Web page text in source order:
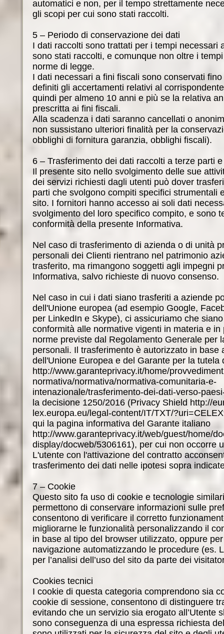
automatici e non, per il tempo strettamente
gli scopi per cui sono stati raccolti.
5 – Periodo di conservazione dei dati
I dati raccolti sono trattati per i tempi necessari
sono stati raccolti, e comunque non oltre i
norme di legge.
I dati necessari a fini fiscali sono conservati
definiti gli accertamenti relativi al
quindi per almeno 10 anni e più se la relativa
prescritta ai fini fiscali.
Alla scadenza i dati saranno cancellati o
non sussistano ulteriori finalità per la
obblighi di fornitura garanzia, obblighi fiscali).
6 – Trasferimento dei dati raccolti a terze parti
Il presente sito nello svolgimento delle sue
dei servizi richiesti dagli utenti può dover
parti che svolgono compiti specifici strumentali
sito. I fornitori hanno accesso ai soli dati
svolgimento del loro specifico compito, e sono
conformità della presente Informativa.
Nel caso di trasferimento di azienda o di unità
personali dei Clienti rientrano nel patrimonio
trasferito, ma rimangono soggetti agli impegni
Informativa, salvo richieste di nuovo consenso.
Nel caso in cui i dati siano trasferiti a aziende
dell'Unione europea (ad esempio Google,
per LinkedIn e Skype), ci assicuriamo che
conformità alle normative vigenti in materia e in
norme previste dal Regolamento Generale per
personali. Il trasferimento è autorizzato in base
dell'Unione Europea e del Garante per la tutela
http://www.garanteprivacy.it/home/
normativa/normativa/normativa-comunitaria-e-
intenazionale/trasferimento-dei-dati-verso-
la decisione 1250/2016 (Privacy Shield http://
lex.europa.eu/legal-content/IT/TXT/
qui la pagina informativa del Garante italiano
http://www.garanteprivacy.it/web/guest/home/
display/docweb/5306161), per cui non occorre
L'utente con l'attivazione del contratto
trasferimento dei dati nelle ipotesi sopra
7 – Cookie
Questo sito fa uso di cookie e tecnologie
permettono di conservare informazioni sulle
consentono di verificare il corretto
migliorarne le funzionalità personalizzando il
in base al tipo del browser utilizzato, oppure
navigazione automatizzando le procedure (es.
per l’analisi dell’uso del sito da parte dei
Cookies tecnici
I cookie di questa categoria comprendono sia
cookie di sessione, consentono di distinguere
evitando che un servizio sia erogato all’Utente
sono conseguenza di una espressa richiesta